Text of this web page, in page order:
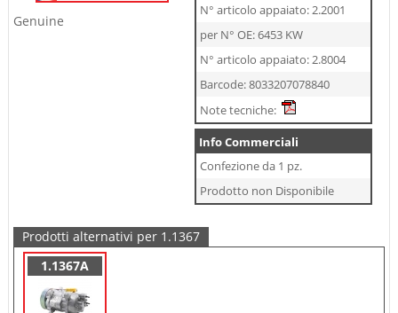
Genuine
N° articolo appaiato: 2.2001
per N° OE: 6453 KW
N° articolo appaiato: 2.8004
Barcode: 8033207078840
Note tecniche:
Info Commerciali
Confezione da 1 pz.
Prodotto non Disponibile
Prodotti alternativi per 1.1367
1.1367A